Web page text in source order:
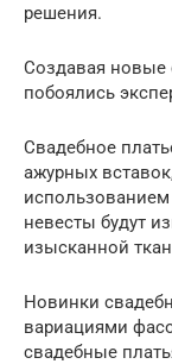
решения.
Создавая новые
побоялись
Свадебное
ажурных
невесты будут
изысканной
Новинки
вариациями
свадебные